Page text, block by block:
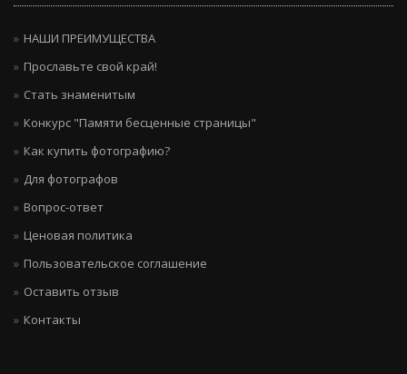
НАШИ ПРЕИМУЩЕСТВА
Прославьте свой край!
Стать знаменитым
Конкурс "Памяти бесценные страницы"
Как купить фотографию?
Для фотографов
Вопрос-ответ
Ценовая политика
Пользовательское соглашение
Оставить отзыв
Контакты